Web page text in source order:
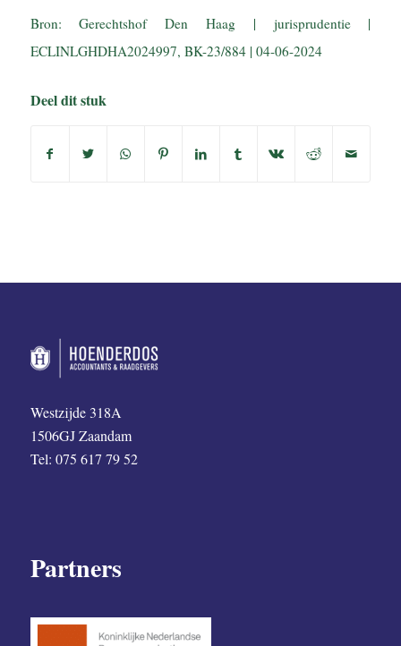
Bron: Gerechtshof Den Haag | jurisprudentie |
ECLINLGHDHA2024997, BK-23/884 | 04-06-2024
Deel dit stuk
Westzijde 318A
1506GJ Zaandam
Tel: 075 617 79 52
Partners